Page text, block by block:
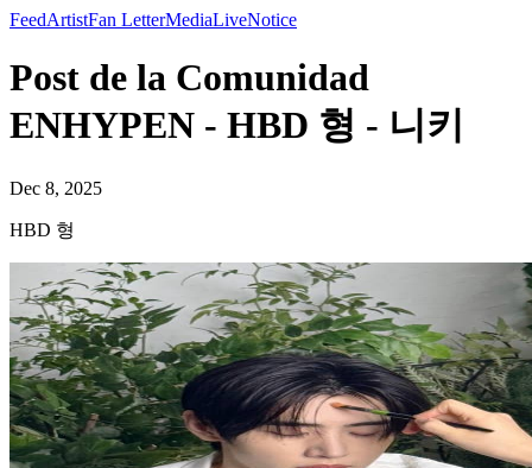
FeedArtistFan LetterMediaLiveNotice
Post de la Comunidad
ENHYPEN - HBD 형 - 니키
Dec 8, 2025
HBD 형